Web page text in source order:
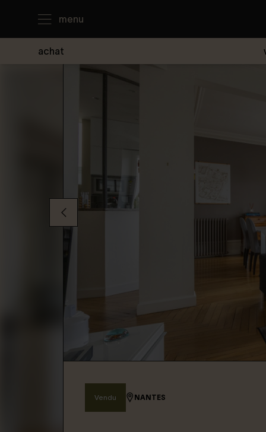
menu
Espace Bailleur / Locataire
achat
Vendu NANTES